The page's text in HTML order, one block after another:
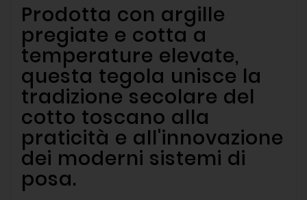
Prodotta con argille
pregiate e cotta a
temperature elevate,
questa tegola unisce la
tradizione secolare del
cotto toscano alla
praticità e all'innovazione
dei moderni sistemi di
posa.